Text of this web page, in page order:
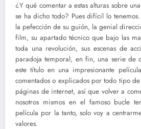
¿Y qué comentar a estas alturas sobre
se ha dicho todo? Pues difícil lo
la pefección de su guión, la genial
film, su apartado técnico que bajo las
toda una revolución, sus escenas de
paradoja temporal, en fin, una serie de
este título en una impresionante
comentados o explicados por todo tipo
páginas de internet, así que volver a
nosotros mismos en el famoso bucle
película por la tanto, solo voy a
valores.